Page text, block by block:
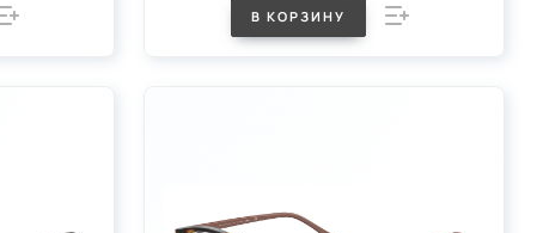
В КОРЗИНУ